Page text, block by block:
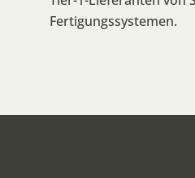
Fertigungssystemen.